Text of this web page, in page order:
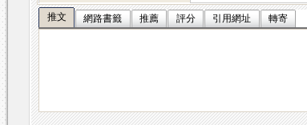
推文 網路書籤 推薦 評分 引用網址 轉寄